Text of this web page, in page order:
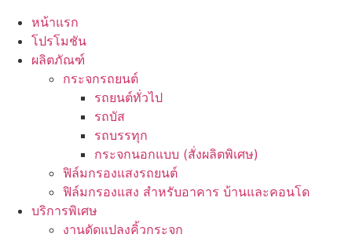
หน้าแรก
โปรโมชัน
ผลิตภัณฑ์
กระจกรถยนต์
รถยนต์ทั่วไป
รถบัส
รถบรรทุก
กระจกนอกแบบ (สั่งผลิตพิเศษ)
ฟิล์มกรองแสงรถยนต์
ฟิล์มกรองแสง สำหรับอาคาร บ้านและคอนโด
บริการพิเศษ
งานดัดแปลงคิ้วกระจก